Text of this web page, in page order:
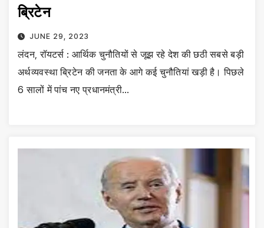
ब्रिटेन
JUNE 29, 2023
लंदन, रॉयटर्स : आर्थिक चुनौतियों से जूझ रहे देश की छठी सबसे बड़ी
अर्थव्यवस्था ब्रिटेन की जनता के आगे कई चुनौतियां खड़ी है। पिछले
6 सालों में पांच नए प्रधानमंत्री…